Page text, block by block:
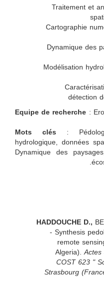
Equipe de
Mots clés:
hydrologique,
Dynamique
-